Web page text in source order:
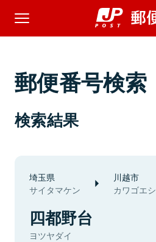
郵便番号検索
検索結果
埼玉県
サイタマケン
川越市
カワゴエシ
四都野台
ヨツヤダイ